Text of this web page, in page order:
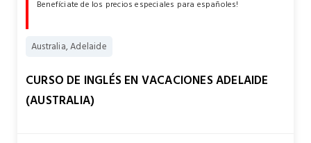
Benefíciate de los precios especiales para españoles!
Australia, Adelaide
CURSO DE INGLÉS EN VACACIONES ADELAIDE
(AUSTRALIA)